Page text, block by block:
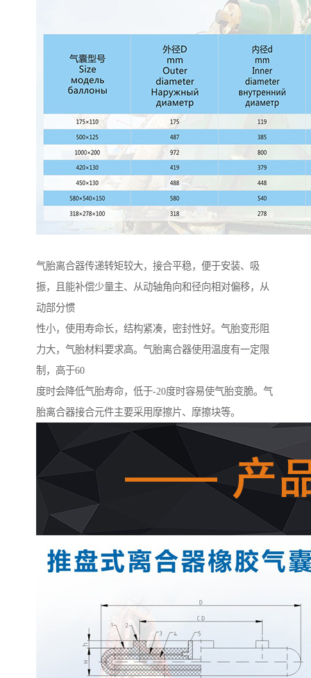
气胎离合器传递转矩较大，接合平稳，便于安装、吸
振，且能补偿少量主、从动轴角向和径向相对偏移，从
动部分惯
性小，使用寿命长，结构紧凑，密封性好。气胎变形阻
力大，气胎材料要求高。气胎离合器使用温度有一定限
制，高于60
度时会降低气胎寿命，低于-20度时容易使气胎变脆。气
胎离合器接合元件主要采用摩擦片、摩擦块等。